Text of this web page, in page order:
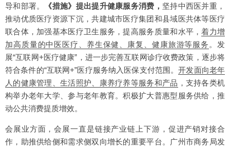
导和部署。
《措施》提出提升健康服务消费， 坚持中西医并重，
推动优质医疗资源下沉，共建城市医疗集团和县域医共体等医疗
联合体，加强基本医疗卫生服务，提高服务质量和水平，着力增
加高质量的中医医疗、养生保健、康复、健康旅游等服务 。发
展“互联网+医疗健康”，进一步完善互联网诊疗收费政策，逐步将
符合条件的“互联网+”医疗服务纳入医保支付范围。开发面向老年
人的健康管理、生活照护、康养疗养等服务和产品 ，支持各类机
构举办老年大学、参与老年教育。积极扩大普惠型服务供给，推
动公共消费提质增效。
会展业方面，会展一直是链接产业链上下游，促进产销对接合
作，助推供给侧和需求侧双向增长的重要平台。广州市商务局发